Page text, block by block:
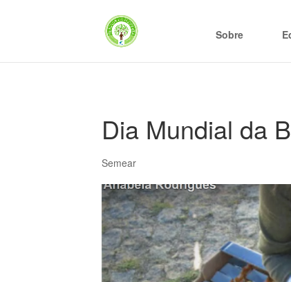
Sobre
Dia Mundial da
Semear